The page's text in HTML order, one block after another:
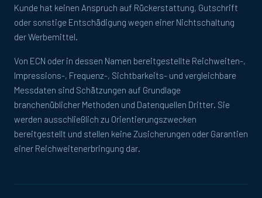
Kunde hat keinen Anspruch auf Rückerstattung, Gutschrift
oder sonstige Entschädigung wegen einer Nichtschaltung
der Werbemittel.
Von ECN oder in dessen Namen bereitgestellte Reichweiten-,
Impressions-, Frequenz-, Sichtbarkeits- und vergleichbare
Messdaten sind Schätzungen auf Grundlage
branchenüblicher Methoden und Datenquellen Dritter. Sie
werden ausschließlich zu Orientierungszwecken
bereitgestellt und stellen keine Zusicherungen oder Garantien
einer Reichweitenerbringung dar.